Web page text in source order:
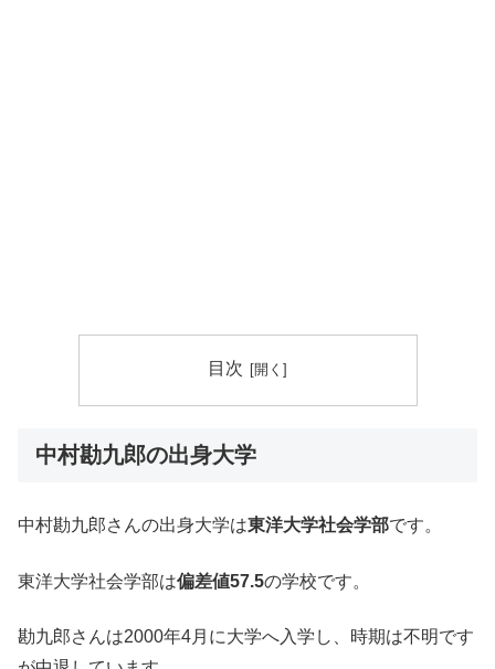
目次
中村勘九郎の出身大学
中村勘九郎さんの出身大学は東洋大学社会学部です。
東洋大学社会学部は偏差値57.5の学校です。
勘九郎さんは2000年4月に大学へ入学し、時期は不明です